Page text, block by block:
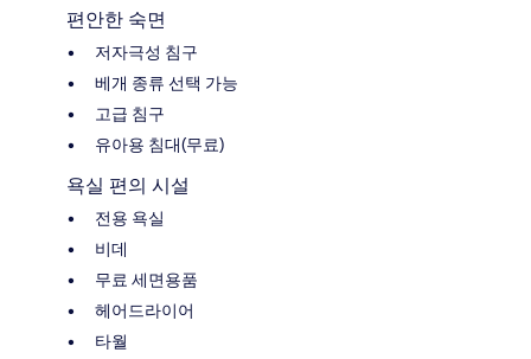
편안한 숙면
저자극성 침구
베개 종류 선택 가능
고급 침구
유아용 침대(무료)
욕실 편의 시설
전용 욕실
비데
무료 세면용품
헤어드라이어
타월